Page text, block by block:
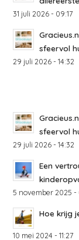
31 juli 2026 - 09:17
sfeervol
29 juli 2026 - 14:32
sfeervol
29 juli 2026 - 14:32
Een
5 november 2025 -
Hoe krijg
10 mei 2024 - 11:27